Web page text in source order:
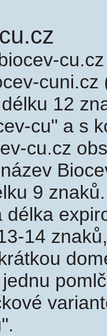
12
cu" a s
cu.cz
9
délka
14